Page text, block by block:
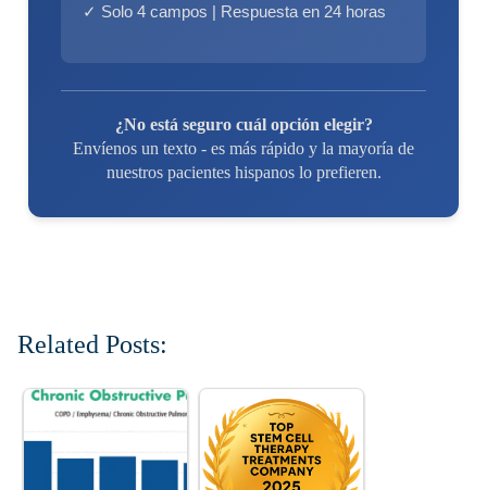
✓ Solo 4 campos | Respuesta en 24 horas
¿No está seguro cuál opción elegir?
Envíenos un texto - es más rápido y la mayoría de
nuestros pacientes hispanos lo prefieren.
Related Posts: